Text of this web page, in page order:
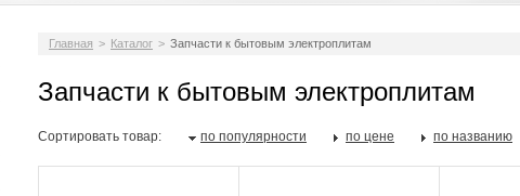
Главная > Каталог > Запчасти к бытовым электроплитам
Запчасти к бытовым электроплитам
Сортировать товар: по популярности по цене по названию